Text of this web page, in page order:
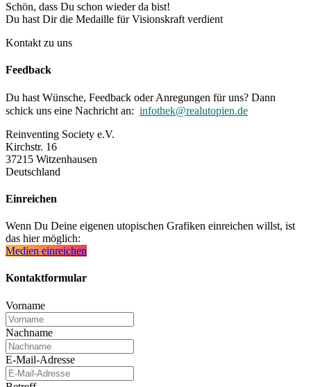
Schön, dass Du schon wieder da bist!
Du hast Dir die Medaille für Visionskraft verdient
Kontakt zu uns
Feedback
Du hast Wünsche, Feedback oder Anregungen für uns? Dann
schick uns eine Nachricht an: infothek@realutopien.de
Reinventing Society e.V.
Kirchstr. 16
37215 Witzenhausen
Deutschland
Einreichen
Wenn Du Deine eigenen utopischen Grafiken einreichen willst, ist
das hier möglich:
Medien einreichen
Kontaktformular
Vorname
Nachname
E-Mail-Adresse